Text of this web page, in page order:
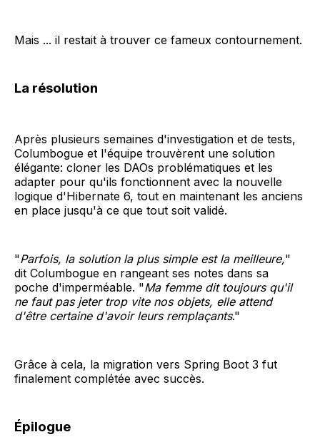
Mais ... il restait à trouver ce fameux contournement.
La résolution
Après plusieurs semaines d'investigation et de tests,
Columbogue et l'équipe trouvèrent une solution
élégante: cloner les DAOs problématiques et les
adapter pour qu'ils fonctionnent avec la nouvelle
logique d'Hibernate 6, tout en maintenant les anciens
en place jusqu'à ce que tout soit validé.
"Parfois, la solution la plus simple est la meilleure,"
dit Columbogue en rangeant ses notes dans sa
poche d'imperméable. "Ma femme dit toujours qu'il
ne faut pas jeter trop vite nos objets, elle attend
d'être certaine d'avoir leurs remplaçants."
Grâce à cela, la migration vers Spring Boot 3 fut
finalement complétée avec succès.
Épilogue